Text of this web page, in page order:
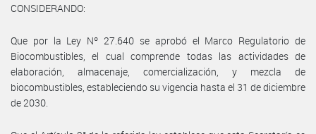
CONSIDERANDO:
Que por la Ley Nº 27.640 se aprobó el Marco Regulatorio de
Biocombustibles, el cual comprende todas las actividades de
elaboración, almacenaje, comercialización, y mezcla de
biocombustibles, estableciendo su vigencia hasta el 31 de diciembre
de 2030.